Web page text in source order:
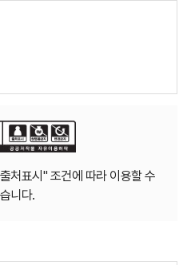
처표시" 조건에 따라 이용할 수
니다.